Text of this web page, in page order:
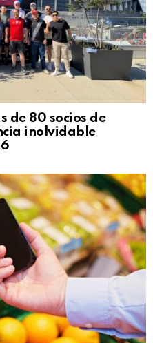
de 80 socios de
inolvidable